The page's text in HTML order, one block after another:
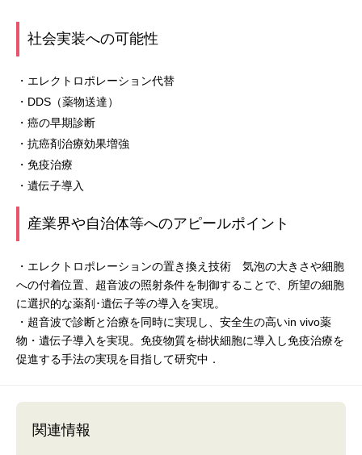
社会実装への可能性
・エレクトロポレーション代替
・DDS（薬物送達）
・癌の早期診断
・抗癌剤治療効果増強
・免疫治療
・遺伝子導入
産業界や自治体等へのアピールポイント
・エレクトロポレーションの置き換え技術 気泡の大きさや細胞
への付着位置、超音波の照射条件を制御することで、所望の細胞
に選択的な薬剤･遺伝子等の導入を実現。
・超音波で診断と治療を同時に実現し、安全生の高いin vivo薬
物・遺伝子導入を実現。免疫物質を樹状細胞に導入し免疫治療を
促進する手法の実現を目指して研究中．
関連情報